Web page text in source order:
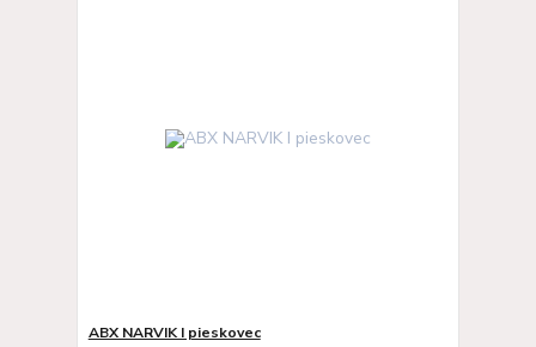
ABX NARVIK I pieskovec